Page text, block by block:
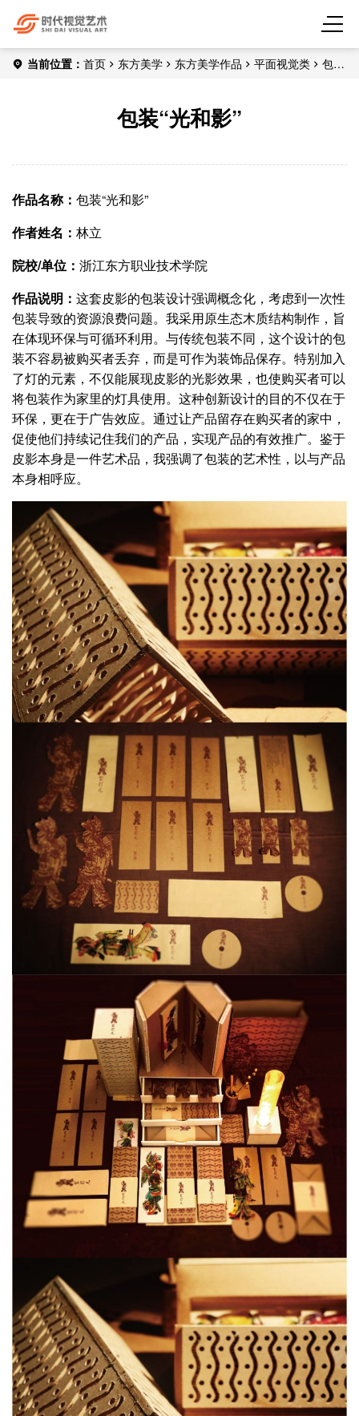
当前位置： 首页 东方美学 东方美学作品 平面视觉类
包装
包装“光和影”
作品名称： 包装“光和影”
作者姓名： 林立
院校/单位： 浙江东方职业技术学院
作品说明： 这套皮影的包装设计强调概念化，考虑到一次性
包装导致的资源浪费问题。我采用原生态木质结构制作，旨
在体现环保与可循环利用。与传统包装不同，这个设计的包
装不容易被购买者丢弃，而是可作为装饰品保存。特别加入
了灯的元素，不仅能展现皮影的光影效果，也使购买者可以
将包装作为家里的灯具使用。这种创新设计的目的不仅在于
环保，更在于广告效应。通过让产品留存在购买者的家中，
促使他们持续记住我们的产品，实现产品的有效推广。鉴于
皮影本身是一件艺术品，我强调了包装的艺术性，以与产品
本身相呼应。